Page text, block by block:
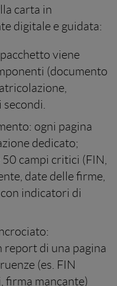
carta in
digitale e guidata:
viene
(documento
ogni pagina
dedicato;
campi critici (FIN,
date delle firme,
indicatori di
di una pagina
(es. FIN
firma mancante)